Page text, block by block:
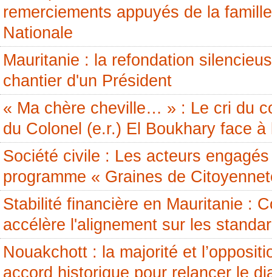
remerciements appuyés de la
Nationale
Mauritanie : la refondation
chantier d'un Président
« Ma chère cheville… » : Le cri du
du Colonel (e.r.) El Boukhary face à
Société civile : Les acteurs
programme « Graines de
Stabilité financière en Mauritanie :
accélère l'alignement sur les
Nouakchott : la majorité et
accord historique pour relancer le